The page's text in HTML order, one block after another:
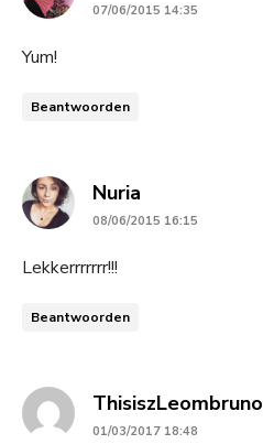
07/06/2015 14:35
Yum!
Beantwoorden
Nuria
08/06/2015 16:15
Lekkerrrrrrr!!!
Beantwoorden
ThisiszLeombruno
01/03/2017 18:48